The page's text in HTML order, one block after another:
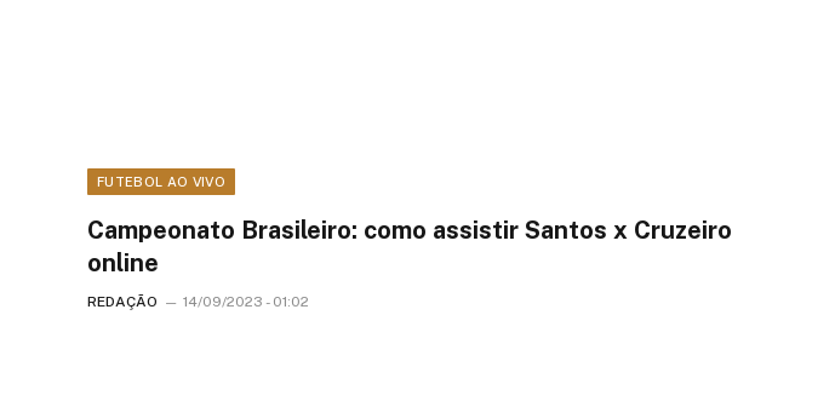
FUTEBOL AO VIVO
Campeonato Brasileiro: como assistir Santos x Cruzeiro
online
REDAÇÃO 14/09/2023 - 01:02